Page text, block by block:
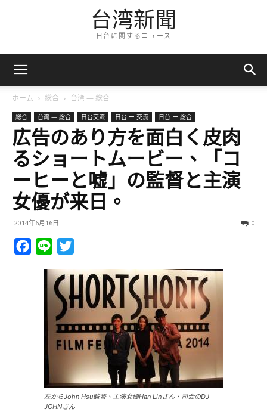
台湾新聞
日台に関するニュース
ホーム 総合 台湾 — 総合
総合 台湾 — 総合 日台交流 日台 ー 交流 日台 ー 総合
広告のあり方を面白く皮肉
るショートムービー、「コ
ーヒーと嘘」の監督と主演
女優が来日。
2014年6月16日 0
Facebook
Line
左からJohn Hsu監督、主演女優Han Linさん、司会のDJ
JOHNさん